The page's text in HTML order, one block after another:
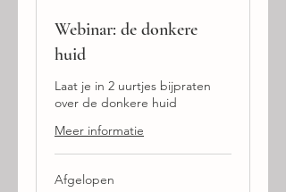
Webinar: de donkere
huid
Laat je in 2 uurtjes bijpraten
over de donkere huid
Meer informatie
Afgelopen